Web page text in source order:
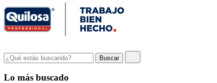
Lo más buscado